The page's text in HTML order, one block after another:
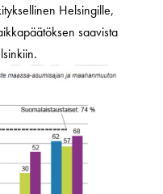
Helsingille,
saavista